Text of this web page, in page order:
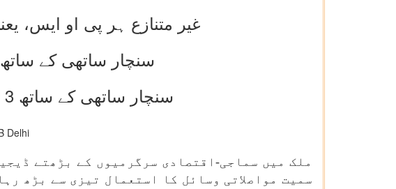
غیر متنازع ہر پی او ایس،
سنچار ساتھی کے ساتھ 52 لاکھ مشتبہ موبائل کنکشن کاٹ دیے گئے
سنچار ساتھی کے ساتھ 3 لاکھ سے زیادہ موبائل ہینڈ سیٹ کا پتہ لگایا گیا
Delhi
ملک میں سماجی-اقتصادی سرگرمیوں کے بڑھتے
سمیت مواصلاتی وسائل کا استعمال تیزی سے بڑھ